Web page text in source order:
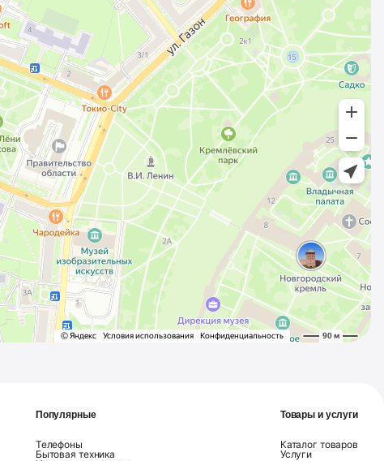
Популярные
Телефоны
Бытовая техника
Товары и услуги
Каталог товаров
Услуги